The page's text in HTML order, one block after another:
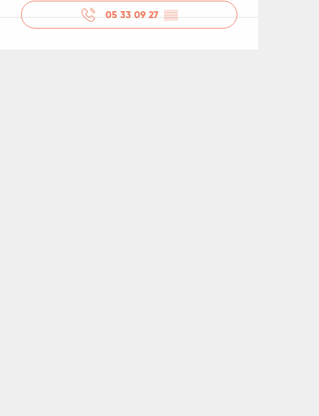
05 33 09 27 ▒▒